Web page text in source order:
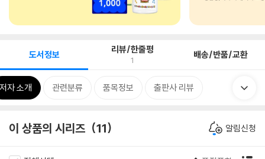
도서정보 리뷰/한줄평
1 배송/반품/교환
저자 소개 관련분류 품목정보 출판사 리뷰
이 상품의 시리즈 11 알림신청